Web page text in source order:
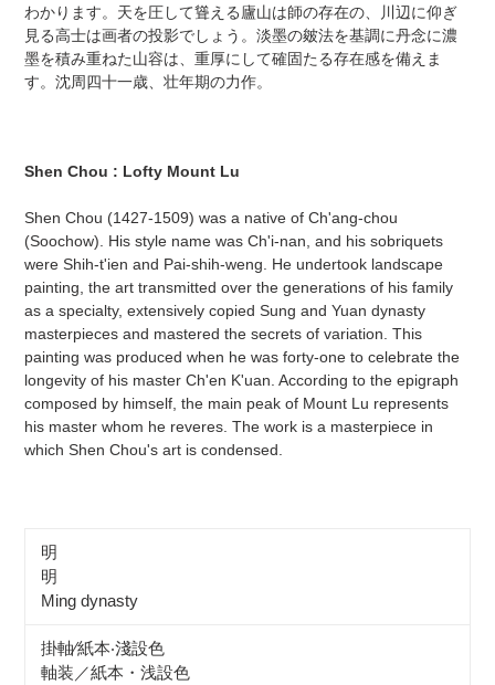
わかります。天を圧して聳える廬山は師の存在の、川辺に仰ぎ
見る高士は画者の投影でしょう。淡墨の皴法を基調に丹念に濃
墨を積み重ねた山容は、重厚にして確固たる存在感を備えま
す。沈周四十一歳、壮年期の力作。
Shen Chou : Lofty Mount Lu
Shen Chou (1427-1509) was a native of Ch'ang-chou
(Soochow). His style name was Ch'i-nan, and his sobriquets
were Shih-t'ien and Pai-shih-weng. He undertook landscape
painting, the art transmitted over the generations of his family
as a specialty, extensively copied Sung and Yuan dynasty
masterpieces and mastered the secrets of variation. This
painting was produced when he was forty-one to celebrate the
longevity of his master Ch'en K'uan. According to the epigraph
composed by himself, the main peak of Mount Lu represents
his master whom he reveres. The work is a masterpiece in
which Shen Chou's art is condensed.
明
明
Ming dynasty
掛軸∕紙本‧淺設色
軸装／紙本・浅設色